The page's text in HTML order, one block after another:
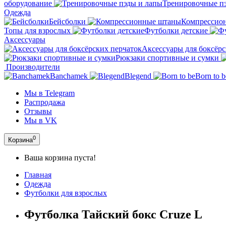
оборудование
Тренировочные
Одежда
Бейсболки
Топы для взрослых
Футболки детские
Аксессуары
Аксессуары для
Рюкзаки спортивные и сумки
Производители
Banchamek
Blegend
Born to
Мы в Telegram
Распродажа
Отзывы
Мы в VK
Корзина0
Ваша корзина пуста!
Главная
Одежда
Футболки для взрослых
Футболка Тайский бокс Cruze L